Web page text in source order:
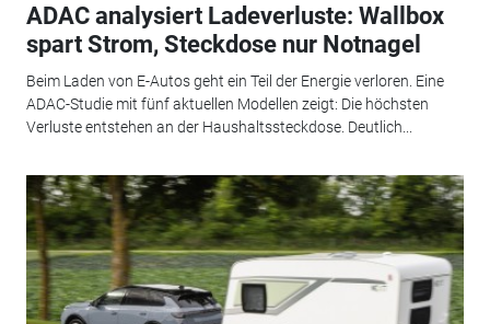
ADAC analysiert Ladeverluste: Wallbox
spart Strom, Steckdose nur Notnagel
Beim Laden von E-Autos geht ein Teil der Energie verloren. Eine
ADAC-Studie mit fünf aktuellen Modellen zeigt: Die höchsten
Verluste entstehen an der Haushaltssteckdose. Deutlich...